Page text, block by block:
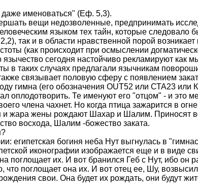
именоваться" (Еф. 5,3).
вещи недозволенные, предпринимать
языком тех тайн, которые следовало
так и в области нравственной порой возникает
(как происходит при осмыслении
сегодня настойчиво рекламируют как
в таких случаях предлагали язычникам
связывает половую сферу с появлением
гимна (его обозначения OUT52 или СТА23 или
оплодотворить. Те именуют его "отцом" - и это
члена чахнет. Но когда птица зажарится в
и жара жены рождают Шахар и Шалим. Приносят
восхода, Шалим -божество заката.
египетская богиня неба Нут выгнулась в
иконографии изображается еще и в виде
поглощает их. И вот бранился Геб с Нут, ибо он
поглощает она их. И вот отец ее, Шу,
свои. Она будет их рождать, они будут